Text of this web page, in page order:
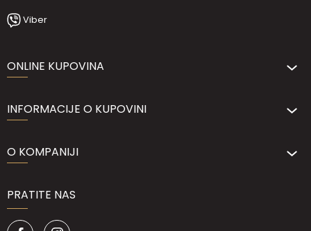
Viber
ONLINE KUPOVINA
INFORMACIJE O KUPOVINI
O KOMPANIJI
PRATITE NAS